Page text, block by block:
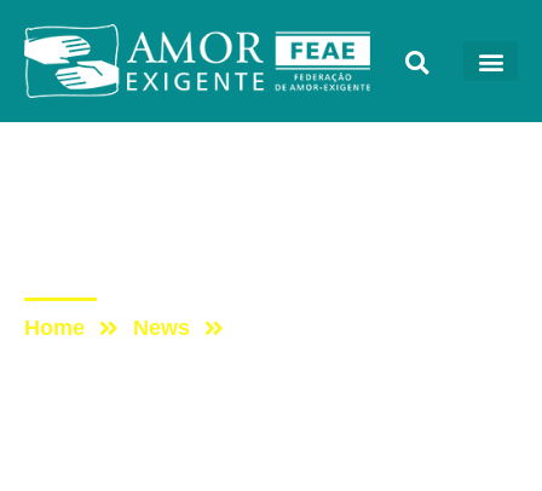
Home News